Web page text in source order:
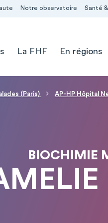
Notre observatoire Santé
La FHF En régions
(Paris) AP-HP Hôpital
BIOCHIMIE